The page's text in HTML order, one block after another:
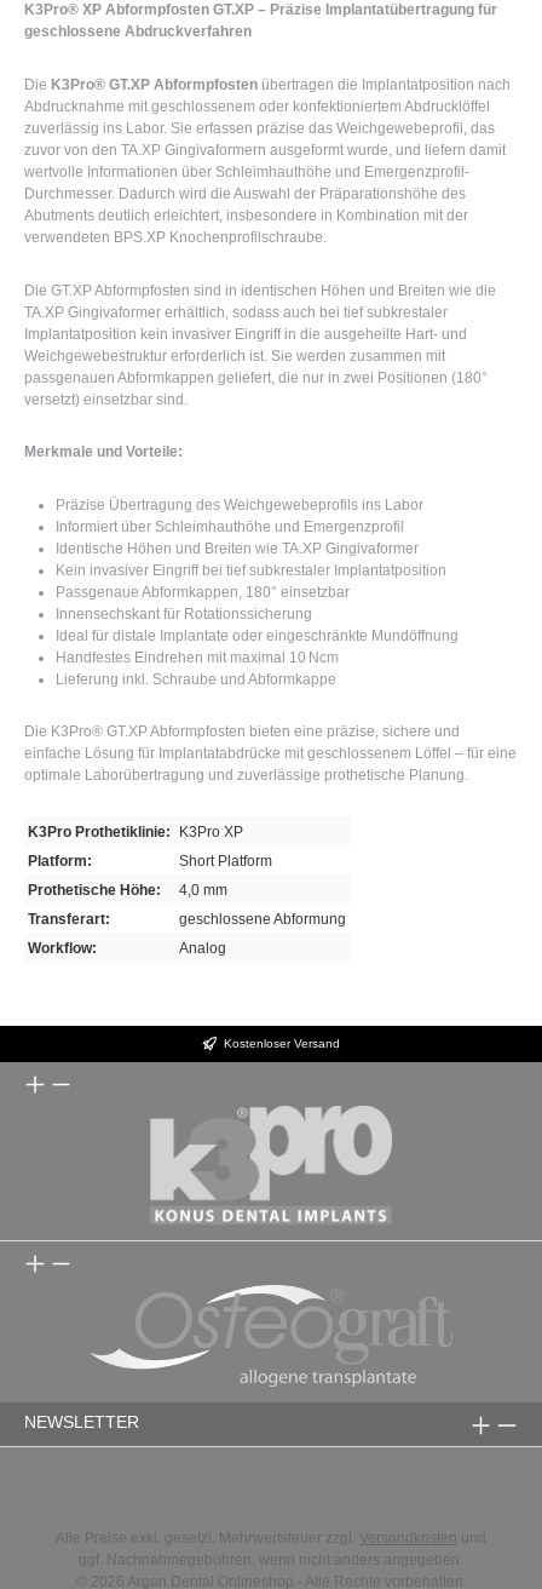
K3Pro® XP Abformpfosten GT.XP – Präzise Implantatübertragung für
geschlossene Abdruckverfahren
Die K3Pro® GT.XP Abformpfosten übertragen die Implantatposition nach
Abdrucknahme mit geschlossenem oder konfektioniertem Abdrucklöffel
zuverlässig ins Labor. Sie erfassen präzise das Weichgewebeprofil, das
zuvor von den TA.XP Gingivaformern ausgeformt wurde, und liefern damit
wertvolle Informationen über Schleimhauthöhe und Emergenzprofil-
Durchmesser. Dadurch wird die Auswahl der Präparationshöhe des
Abutments deutlich erleichtert, insbesondere in Kombination mit der
verwendeten BPS.XP Knochenprofilschraube.
Die GT.XP Abformpfosten sind in identischen Höhen und Breiten wie die
TA.XP Gingivaformer erhältlich, sodass auch bei tief subkrestaler
Implantatposition kein invasiver Eingriff in die ausgeheilte Hart- und
Weichgewebestruktur erforderlich ist. Sie werden zusammen mit
passgenauen Abformkappen geliefert, die nur in zwei Positionen (180°
versetzt) einsetzbar sind.
Merkmale und Vorteile:
Präzise Übertragung des Weichgewebeprofils ins Labor
Informiert über Schleimhauthöhe und Emergenzprofil
Identische Höhen und Breiten wie TA.XP Gingivaformer
Kein invasiver Eingriff bei tief subkrestaler Implantatposition
Passgenaue Abformkappen, 180° einsetzbar
Innensechskant für Rotationssicherung
Ideal für distale Implantate oder eingeschränkte Mundöffnung
Handfestes Eindrehen mit maximal 10 Ncm
Lieferung inkl. Schraube und Abformkappe
Die K3Pro® GT.XP Abformpfosten bieten eine präzise, sichere und
einfache Lösung für Implantatabdrücke mit geschlossenem Löffel – für eine
optimale Laborübertragung und zuverlässige prothetische Planung.
K3Pro Prothetiklinie:
K3Pro XP
Platform:
Short Platform
Prothetische Höhe:
4,0 mm
Transferart:
geschlossene Abformung
Workflow:
Analog
Kostenloser Versand
NEWSLETTER
Alle Preise exkl. gesetzl. Mehrwertsteuer zzgl. Versandkosten und
ggf. Nachnahmegebühren, wenn nicht anders angegeben.
© 2026 Argon Dental Onlineshop - Alle Rechte vorbehalten.